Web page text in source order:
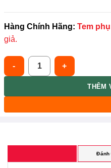
Hàng Chính Hãng: Tem
giả.
Pretty Skin [Combo 4] Rau Má
THÊM
Đánh